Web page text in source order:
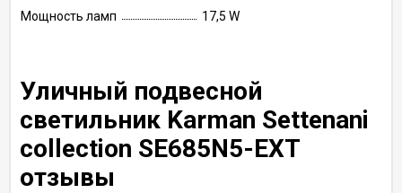
Мощность ламп
17,5 W
Уличный подвесной
светильник Karman Settenani
collection SE685N5-EXT
отзывы